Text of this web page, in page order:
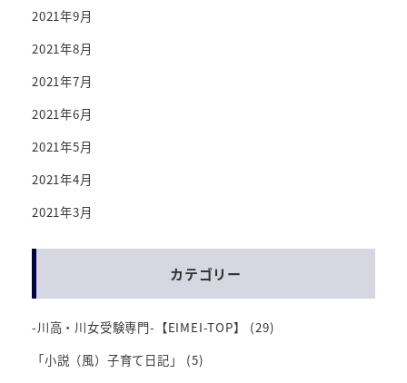
2021年9月
2021年8月
2021年7月
2021年6月
2021年5月
2021年4月
2021年3月
カテゴリー
-川高・川女受験専門-【EIMEI-TOP】
(29)
「小説（風）子育て日記」
(5)